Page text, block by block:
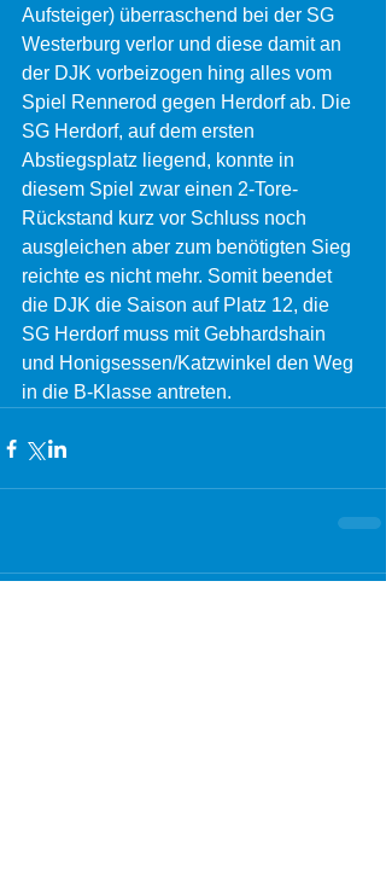
Aufsteiger) überraschend bei der SG
Westerburg verlor und diese damit an
der DJK vorbeizogen hing alles vom
Spiel Rennerod gegen Herdorf ab. Die
SG Herdorf, auf dem ersten
Abstiegsplatz liegend, konnte in
diesem Spiel zwar einen 2-Tore-
Rückstand kurz vor Schluss noch
ausgleichen aber zum benötigten Sieg
reichte es nicht mehr. Somit beendet
die DJK die Saison auf Platz 12, die
SG Herdorf muss mit Gebhardshain
und Honigsessen/Katzwinkel den Weg
in die B-Klasse antreten.